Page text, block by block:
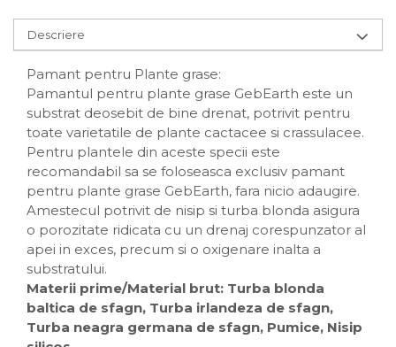
Descriere
Pamant pentru Plante grase:
Pamantul pentru plante grase GebEarth este un
substrat deosebit de bine drenat, potrivit pentru
toate varietatile de plante cactacee si crassulacee.
Pentru plantele din aceste specii este
recomandabil sa se foloseasca exclusiv pamant
pentru plante grase GebEarth, fara nicio adaugire.
Amestecul potrivit de nisip si turba blonda asigura
o porozitate ridicata cu un drenaj corespunzator al
apei in exces, precum si o oxigenare inalta a
substratului.
Materii prime/Material brut: Turba blonda
baltica de sfagn, Turba irlandeza de sfagn,
Turba neagra germana de sfagn, Pumice, Nisip